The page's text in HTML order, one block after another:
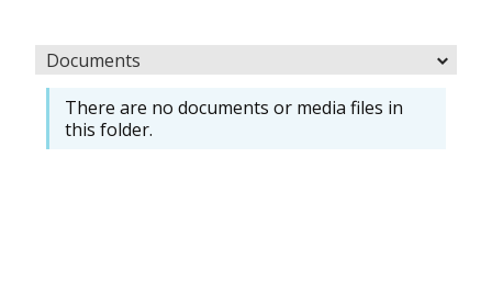
Documents
There are no documents or media files in
this folder.